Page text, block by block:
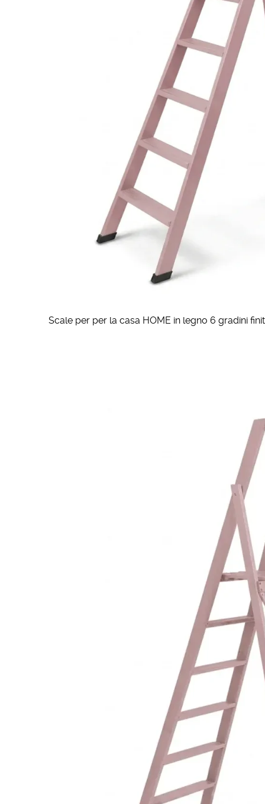
Scale per per la casa HOME in legno 6 gradini